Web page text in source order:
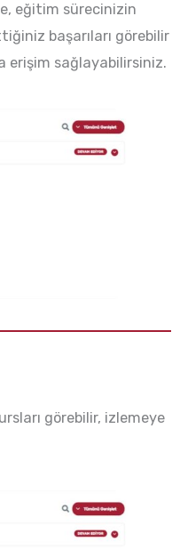
eğitim sürecinizin
başarıları görebilir
erişim sağlayabilirsiniz.
görebilir, izlemeye